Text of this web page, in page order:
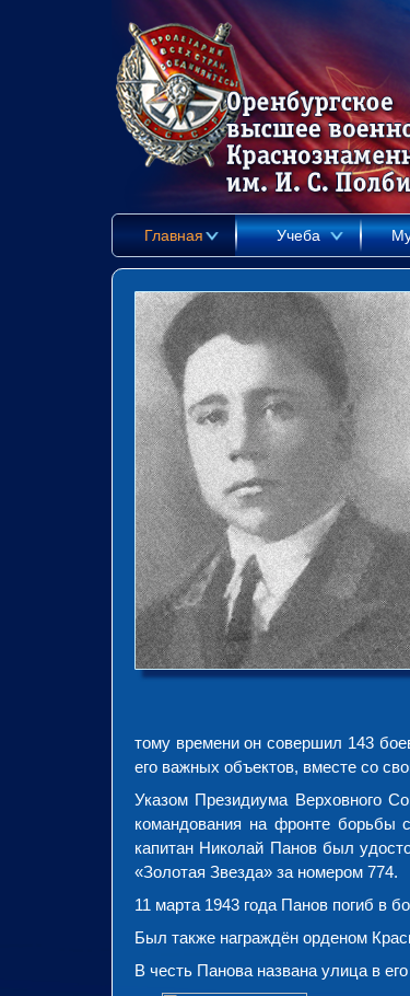
Главная Учеба
тому времени он совершил 143
его важных объектов, вместе со
Указом Президиума Верховного
командования на фронте борьбы
капитан Николай Панов был
«Золотая Звезда» за номером 774.
11 марта 1943 года Панов погиб в
Был также награждён орденом
В честь Панова названа улица в